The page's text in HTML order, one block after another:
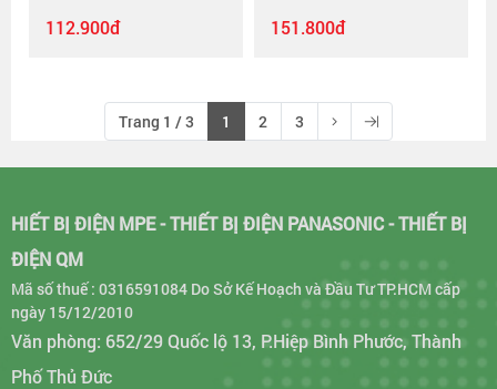
112.900đ 151.800đ
Trang 1 / 3 1 2 3
HIẾT BỊ ĐIỆN MPE - THIẾT BỊ ĐIỆN PANASONIC - THIẾT BỊ
ĐIỆN QM
Mã số thuế : 0316591084 Do Sở Kế Hoạch và Đầu Tư TP.HCM cấp
ngày 15/12/2010
Văn phòng: 652/29 Quốc lộ 13, P.Hiệp Bình Phước, Thành
Phố Thủ Đức